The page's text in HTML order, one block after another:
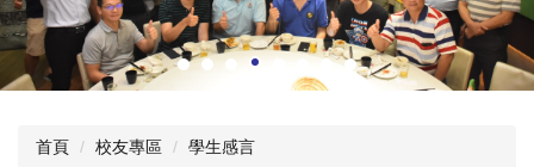
首頁 校友專區 學生感言